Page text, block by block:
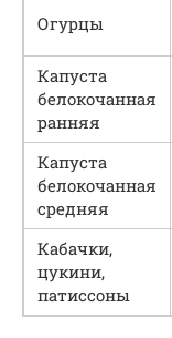
Огурцы
Капуста
белокочанная
ранняя
Капуста
белокочанная
средняя
Кабачки,
цукини,
патиссоны